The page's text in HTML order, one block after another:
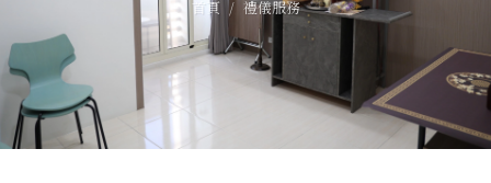
首頁 禮儀服務